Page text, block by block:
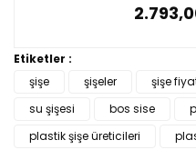
Etiketler :
şişe
şişeler şişe
su şişesi
bos sise
plastik şişe üreticileri